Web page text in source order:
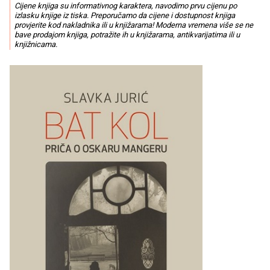
Cijene knjiga su informativnog karaktera, navodimo prvu cijenu po
izlasku knjige iz tiska. Preporučamo da cijene i dostupnost knjiga
provjerite kod nakladnika ili u knjižarama! Moderna vremena više se ne
bave prodajom knjiga, potražite ih u knjižarama, antikvarijatima ili u
knjižnicama.